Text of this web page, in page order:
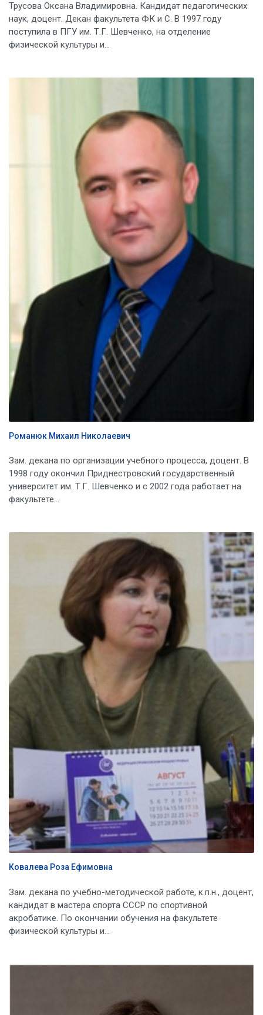
Трусова Оксана Владимировна. Кандидат педагогических
наук, доцент. Декан факультета ФК и С. В 1997 году
поступила в ПГУ им. Т.Г. Шевченко, на отделение
физической культуры и...
Романюк Михаил Николаевич
Зам. декана по организации учебного процесса, доцент. В
1998 году окончил Приднестровский государственный
университет им. Т.Г. Шевченко и c 2002 года работает на
факультете...
Ковалева Роза Ефимовна
Зам. декана по учебно-методической работе, к.п.н., доцент,
кандидат в мастера спорта СССР по спортивной
акробатике. По окончании обучения на факультете
физической культуры и...